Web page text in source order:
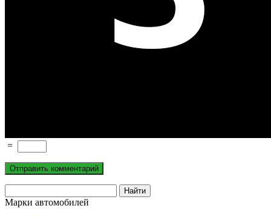
=
Марки автомобилей